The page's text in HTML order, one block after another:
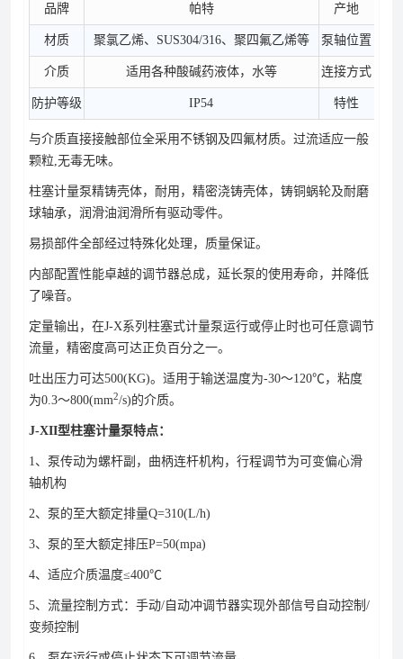
品牌 帕特 产地
材质 聚氯乙烯、SUS304/316、聚四氟乙烯等 泵轴位置
介质 适用各种酸碱药液体，水等 连接方式
防护等级 IP54 特性
与介质直接接触部位全采用不锈钢及四氟材质。过流适应一般
颗粒,无毒无味。
柱塞计量泵精铸壳体，耐用，精密浇铸壳体，铸铜蜗轮及耐磨
球轴承，润滑油润滑所有驱动零件。
易损部件全部经过特殊化处理，质量保证。
内部配置性能卓越的调节器总成，延长泵的使用寿命，并降低
了噪音。
定量输出，在J-X系列柱塞式计量泵运行或停止时也可任意调节
流量，精密度高可达正负百分之一。
吐出压力可达500(KG)。适用于输送温度为-30～120℃，粘度
为0.3～800(mm2/s)的介质。
J-XII型柱塞计量泵特点：
1、泵传动为螺杆副，曲柄连杆机构，行程调节为可变偏心滑
轴机构
2、泵的至大额定排量Q=310(L/h)
3、泵的至大额定排压P=50(mpa)
4、适应介质温度≤400℃
5、流量控制方式：手动/自动冲调节器实现外部信号自动控制/
变频控制